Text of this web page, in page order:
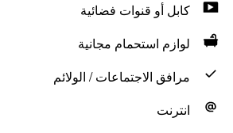
كابل أو قنوات فضائية
لوازم استحمام مجانية
مرافق الاجتماعات / الولائم
انترنت